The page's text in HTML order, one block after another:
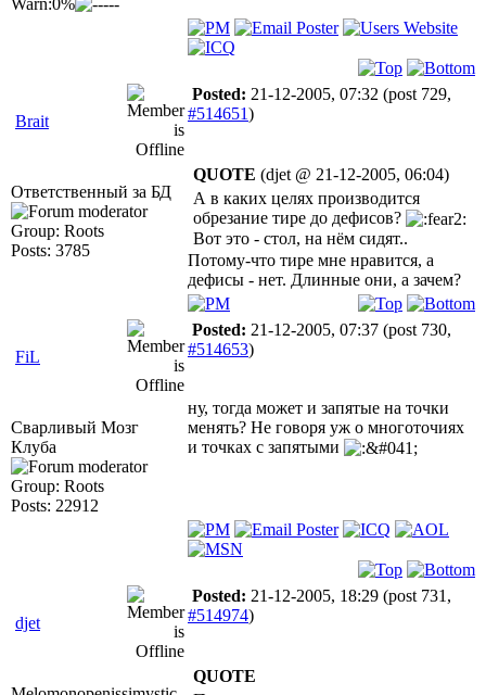
Warn:0%
Brait
Posted: 21-12-2005, 07:32 (post 729,
#514651)
Ответственный за БД
Group: Roots
Posts: 3785
QUOTE (djet @ 21-12-2005, 06:04)
А в каких целях производится
обрезание тире до дефисов?
Вот это - стол, на нём сидят..
Потому-что тире мне нравится, а
дефисы - нет. Длинные они, а зачем?
FiL
Posted: 21-12-2005, 07:37 (post 730,
#514653)
Сварливый Мозг
Клуба
Group: Roots
Posts: 22912
ну, тогда может и запятые на точки
менять? Не говоря уж о многоточиях
и точках с запятыми
djet
Posted: 21-12-2005, 18:29 (post 731,
#514974)
QUOTE